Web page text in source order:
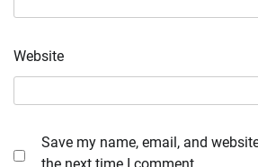
Website
Save my name, email, and
the next time I comment.